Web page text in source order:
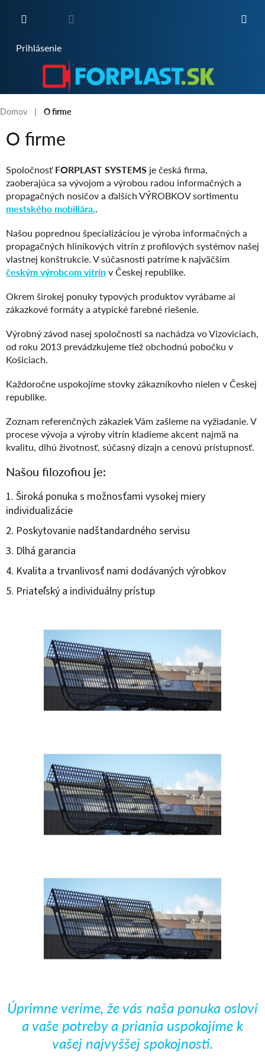
Prihlásenie
Domov O firme
O firme
SpoločnosťFORPLAST SYSTEMS je česká firma,
zaoberajúca sa vývojom a výrobou radou informačných a
propagačných nosičov a ďalších VÝROBKOV sortimentu
mestského mobiliára..
Našou poprednou špecializáciou je výroba informačných a
propagačných hliníkových vitrín z profilových systémov našej
vlastnej konštrukcie. V súčasnosti patríme k najväčším
českým výrobcom vitrínv Českej republike.
Okrem širokej ponuky typových produktov vyrábame ai
zákazkové formáty a atypické farebné riešenie.
Výrobný závod nasej spoločnosti sa nachádza vo Vizoviciach,
od roku 2013 prevádzkujeme tiež obchodnú pobočku v
Košiciach.
Každoročne uspokojíme stovky zákazníkovho nielen v Českej
republike.
Zoznam referenčných zákaziek Vám zašleme na vyžiadanie. V
procese vývoja a výroby vitrín kladieme akcent najmä na
kvalitu, dlhú životnosť, súčasný dizajn a cenovú prístupnosť.
Našou filozofiou je:
Široká ponuka s možnosťami vysokej miery
individualizácie
Poskytovanie nadštandardného servisu
Dlhá garancia
Kvalita a trvanlivosť nami dodávaných výrobkov
Priateľský a individuálny prístup
Úprimne veríme, že vás naša ponuka osloví
a vaše potreby a priania uspokojíme k
vašej najvyššej spokojnosti.